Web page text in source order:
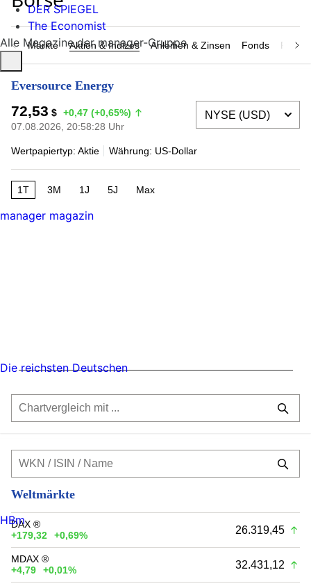
Märkte Aktien & Indizes Anleihen & Zinsen Fonds
Eversource Energy
72,53 $ +0,47 (+0,65%)
07.08.2026, 20:58:28 Uhr
Wertpapiertyp: Aktie Währung: US-Dollar
1T 3M 1J 5J Max
Weltmärkte
DAX ®
+179,32
+0,69% 26.319,45
MDAX ®
+4,79
+0,01% 32.431,12
DER SPIEGEL
The Economist
Alle Magazine der manager-Gruppe
manager magazin
Die reichsten Deutschen
HBm